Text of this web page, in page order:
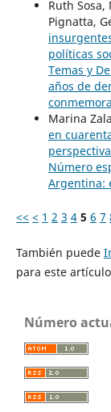
Ruth
Pignatta,
políticas
Temas y
años de
Marina
en
Número
Argentina:
<< < 1 2 3 4 5 6 7
También puede
para este
Número